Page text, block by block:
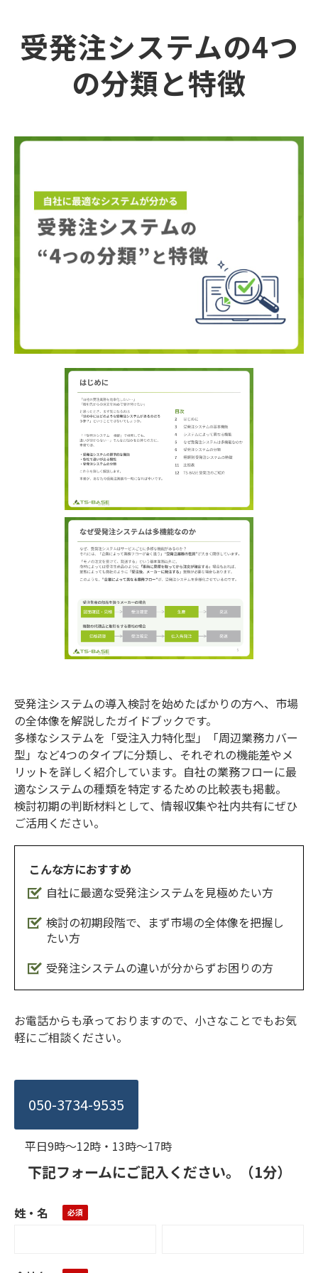
受発注システムの4つ
の分類と特徴
受発注システムの導入検討を始めたばかりの方へ、市場
の全体像を解説したガイドブックです。
多様なシステムを「受注入力特化型」「周辺業務カバー
型」など4つのタイプに分類し、それぞれの機能差やメ
リットを詳しく紹介しています。自社の業務フローに最
適なシステムの種類を特定するための比較表も掲載。
検討初期の判断材料として、情報収集や社内共有にぜひ
ご活用ください。
こんな方におすすめ
自社に最適な受発注システムを見極めたい方
検討の初期段階で、まず市場の全体像を把握し
たい方
受発注システムの違いが分からずお困りの方
お電話からも承っておりますので、⼩さなことでもお気
軽にご相談ください。
050-3734-9535
平⽇9時〜12時・13時〜17時
下記フォームにご記入ください。（1分）
姓・名